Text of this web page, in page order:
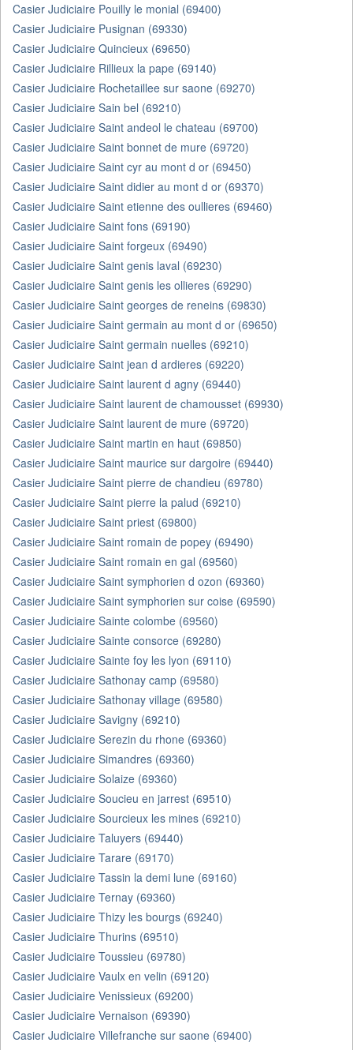
Casier Judiciaire Pouilly le monial (69400)
Casier Judiciaire Pusignan (69330)
Casier Judiciaire Quincieux (69650)
Casier Judiciaire Rillieux la pape (69140)
Casier Judiciaire Rochetaillee sur saone (69270)
Casier Judiciaire Sain bel (69210)
Casier Judiciaire Saint andeol le chateau (69700)
Casier Judiciaire Saint bonnet de mure (69720)
Casier Judiciaire Saint cyr au mont d or (69450)
Casier Judiciaire Saint didier au mont d or (69370)
Casier Judiciaire Saint etienne des oullieres (69460)
Casier Judiciaire Saint fons (69190)
Casier Judiciaire Saint forgeux (69490)
Casier Judiciaire Saint genis laval (69230)
Casier Judiciaire Saint genis les ollieres (69290)
Casier Judiciaire Saint georges de reneins (69830)
Casier Judiciaire Saint germain au mont d or (69650)
Casier Judiciaire Saint germain nuelles (69210)
Casier Judiciaire Saint jean d ardieres (69220)
Casier Judiciaire Saint laurent d agny (69440)
Casier Judiciaire Saint laurent de chamousset (69930)
Casier Judiciaire Saint laurent de mure (69720)
Casier Judiciaire Saint martin en haut (69850)
Casier Judiciaire Saint maurice sur dargoire (69440)
Casier Judiciaire Saint pierre de chandieu (69780)
Casier Judiciaire Saint pierre la palud (69210)
Casier Judiciaire Saint priest (69800)
Casier Judiciaire Saint romain de popey (69490)
Casier Judiciaire Saint romain en gal (69560)
Casier Judiciaire Saint symphorien d ozon (69360)
Casier Judiciaire Saint symphorien sur coise (69590)
Casier Judiciaire Sainte colombe (69560)
Casier Judiciaire Sainte consorce (69280)
Casier Judiciaire Sainte foy les lyon (69110)
Casier Judiciaire Sathonay camp (69580)
Casier Judiciaire Sathonay village (69580)
Casier Judiciaire Savigny (69210)
Casier Judiciaire Serezin du rhone (69360)
Casier Judiciaire Simandres (69360)
Casier Judiciaire Solaize (69360)
Casier Judiciaire Soucieu en jarrest (69510)
Casier Judiciaire Sourcieux les mines (69210)
Casier Judiciaire Taluyers (69440)
Casier Judiciaire Tarare (69170)
Casier Judiciaire Tassin la demi lune (69160)
Casier Judiciaire Ternay (69360)
Casier Judiciaire Thizy les bourgs (69240)
Casier Judiciaire Thurins (69510)
Casier Judiciaire Toussieu (69780)
Casier Judiciaire Vaulx en velin (69120)
Casier Judiciaire Venissieux (69200)
Casier Judiciaire Vernaison (69390)
Casier Judiciaire Villefranche sur saone (69400)